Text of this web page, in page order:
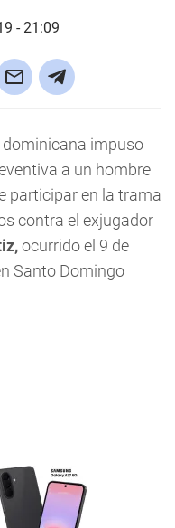
- 21:09
dominicana impuso
a un hombre
participar en la trama
contra el exjugador
ocurrido el 9 de
Santo Domingo